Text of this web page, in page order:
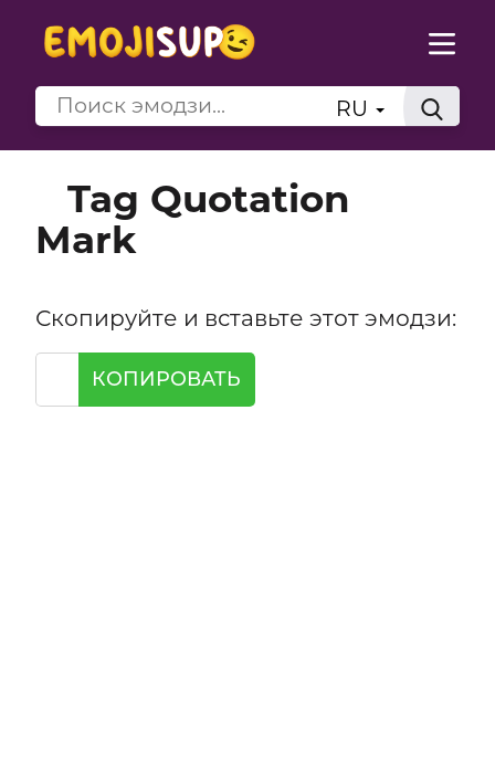
RU
Tag Quotation
Mark
Скопируйте и вставьте этот эмодзи:
КОПИРОВАТЬ